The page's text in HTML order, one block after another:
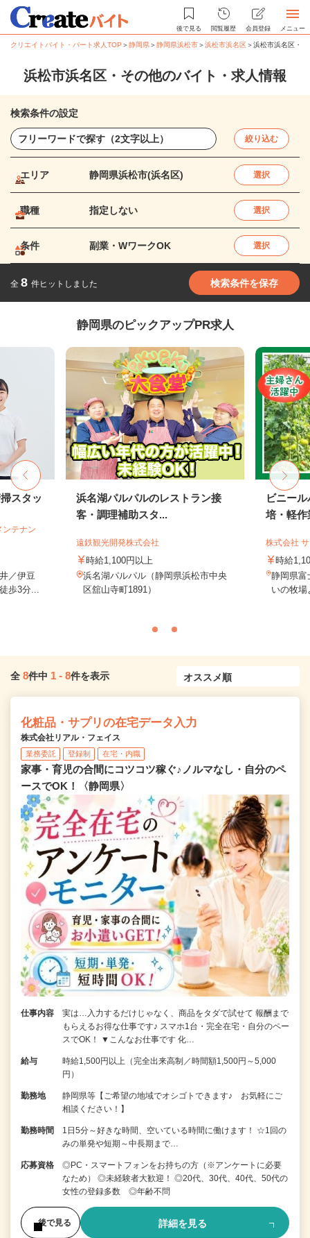
後で見る 閲覧履歴 会員登録 メニュー
クリエイトバイト・パート求人TOP ＞静岡県＞静岡県浜松市＞浜松市浜名区＞浜松市浜名区・
浜松市浜名区・その他のバイト・求人情報
検索条件の設定
絞り込む
エリア 静岡県浜松市(浜名区) 選択
職種 指定しない 選択
条件 副業・WワークOK 選択
全 8 件ヒットしました 検索条件を保存
静岡県のピックアップPR求人
スタッ
ンテナン
／伊豆
歩3分...
浜名湖パルパルのレストラン接
客・調理補助スタ...
遠鉄観光開発株式会社
時給1,100円以上
浜名湖パルパル（静岡県浜松市中央
区舘山寺町1891）
ビニー
培・軽作
株式会社
時給
静岡県富
いの牧
全 8件中 1 - 8件を表示
化粧品・サプリの在宅データ入力
株式会社リアル・フェイス
業務委託 登録制 在宅・内職
家事・育児の合間にコツコツ稼ぐ♪ノルマなし・自分のペ
ースでOK！〈静岡県〉
仕事内容
実は…入力するだけじゃなく、商品をタダで試せて 報酬まで
もらえるお得な仕事です♪ スマホ1台・完全在宅・自分のペー
スでOK！ ▼こんなお仕事です 化…
給与
時給1,500円以上（完全出来高制／時間額1,500円～5,000
円）
勤務地
静岡県等【ご希望の地域でオシゴトできます♪ お気軽にご
相談ください！】
勤務時間
1日5分～好きな時間、空いている時間に働けます！ ☆1回の
みの単発や短期～中長期まで…
応募資格
◎PC・スマートフォンをお持ちの方（※アンケートに必要
なため） ◎未経験者大歓迎！ ◎20代、30代、40代、50代の
女性の登録多数 ◎年齢不問
後で見る 詳細を見る